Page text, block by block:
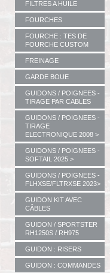
FILTRES A HUILE
FOURCHES
FOURCHE : TES DE
FOURCHE CUSTOM
FREINAGE
GARDE BOUE
GUIDONS / POIGNEES -
TIRAGE PAR CABLES
GUIDONS / POIGNEES -
TIRAGE
ELECTRONIQUE 2008 >
GUIDONS / POIGNEES -
SOFTAIL 2025 >
GUIDONS / POIGNEES -
FLHXSE/FLTRXSE 2023>
GUIDON KIT AVEC
CÂBLES
GUIDON / SPORTSTER
RH1250S / RH975
GUIDON : RISERS
GUIDON : COMMANDES